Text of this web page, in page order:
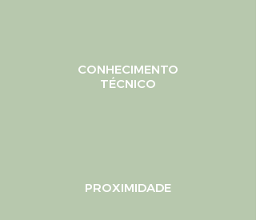
CONHECIMENTO
​TÉCNICO
PROXIMIDADE